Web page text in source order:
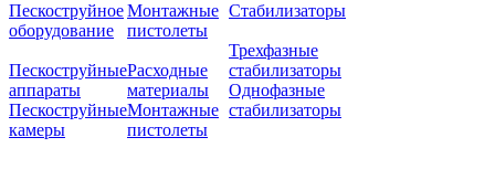
Пескоструйное
оборудование
Пескоструйные
аппараты
Пескоструйные
камеры
Монтажные
пистолеты
Расходные
материалы
Монтажные
пистолеты
Стабилизаторы
Трехфазные
стабилизаторы
Однофазные
стабилизаторы